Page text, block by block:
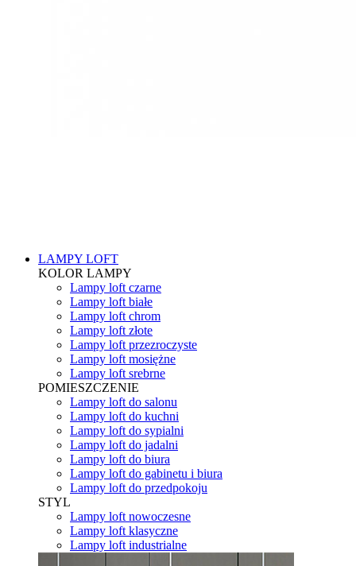
LAMPY LOFT
KOLOR LAMPY
Lampy loft czarne
Lampy loft białe
Lampy loft chrom
Lampy loft złote
Lampy loft przezroczyste
Lampy loft mosiężne
Lampy loft srebrne
POMIESZCZENIE
Lampy loft do salonu
Lampy loft do kuchni
Lampy loft do sypialni
Lampy loft do jadalni
Lampy loft do biura
Lampy loft do gabinetu i biura
Lampy loft do przedpokoju
STYL
Lampy loft nowoczesne
Lampy loft klasyczne
Lampy loft industrialne